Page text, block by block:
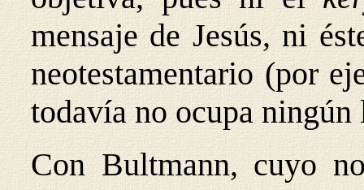
mensaje de Jesús, ni
neotestamentario (por
todavía no ocupa ningún
Con Bultmann, cuyo